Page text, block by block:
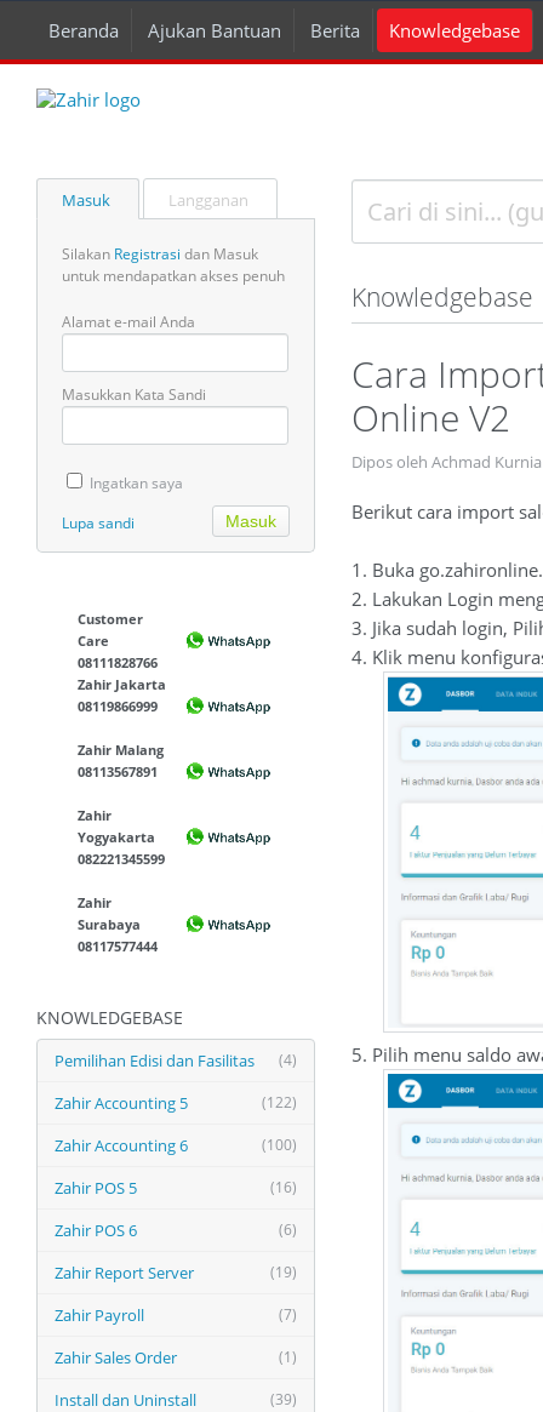
Beranda Ajukan Bantuan Berita Knowledgebase
Masuk Langganan
Silakan Registrasi dan Masuk
untuk mendapatkan akses penuh
Alamat e-mail Anda
Masukkan Kata Sandi
Ingatkan saya
Lupa sandi
Customer
Care
08111828766
Zahir Jakarta
08119866999
Zahir Malang
08113567891
Zahir
Yogyakarta
082221345599
Zahir
Surabaya
08117577444
KNOWLEDGEBASE
(4)
Pemilihan Edisi dan Fasilitas
(122)
Zahir Accounting 5
(100)
Zahir Accounting 6
(16)
Zahir POS 5
(6)
Zahir POS 6
(19)
Zahir Report Server
(7)
Zahir Payroll
(1)
Zahir Sales Order
(39)
Install dan Uninstall
Knowledgebase
Cara
Online V2
Dipos oleh Achmad
Berikut cara import
1. Buka
2. Lakukan Login
3. Jika sudah login,
4. Klik menu
5. Pilih menu saldo